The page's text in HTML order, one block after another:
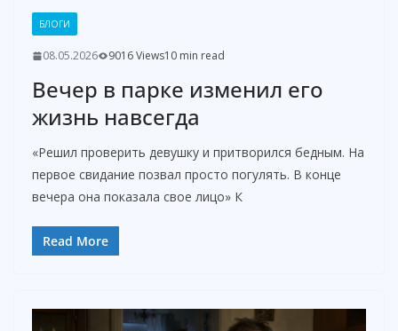
y
V
i
o
БЛОГИ
08.05.2026 9016 Views10 min read
Вечер в парке изменил его
жизнь навсегда
«Решил проверить девушку и притворился бедным. На
первое свидание позвал просто погулять. В конце
вечера она показала свое лицо» К
Read More